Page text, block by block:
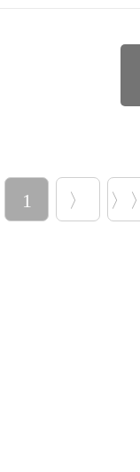
1 〉 〉